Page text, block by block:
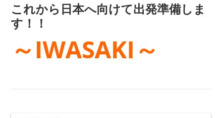
これから日本へ向けて出発準備しま
す！！
～IWASAKI～